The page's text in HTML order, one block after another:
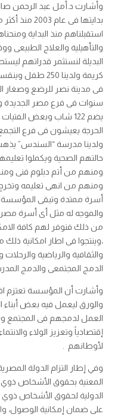
وأشارت د.أمل عبد الرحمن
بدايتها فى
استقبلناهم منذ البداية
والتأهيلية والعلاج الطبيعى
البديلة لنستثمر قدراتهم
سنوات فى فرع مصر الجديدة
يضم 122 شاب وبعض
الحرجة يعيشون فى فرع التجمع
ولدينا مدرسة “السندس”
حالتهم الصحية ويكملوا
ومنهم من أتم دبلوم فنى
ومنهم من انهى تعليمه
أسرة ممتدة وتبقى المؤسسة
والموجه له مثل أى أسرة
من ذلك فنوفر لهم كافة
،وينتجوا فى اطار امكانية ذلك
والثقافية والرياضية
الدمج المجتمعى والدمج
وأشارت أن المؤسسة تعتزم
والورق ليعمل فيه بعض
العمل لدمجهم فى المجتمع
إقتصادياً وتعزيز الولاء
لأوطانهم .
وفي إطار التزام الدولة
المعنية بحقوق الأشخاص ذوي